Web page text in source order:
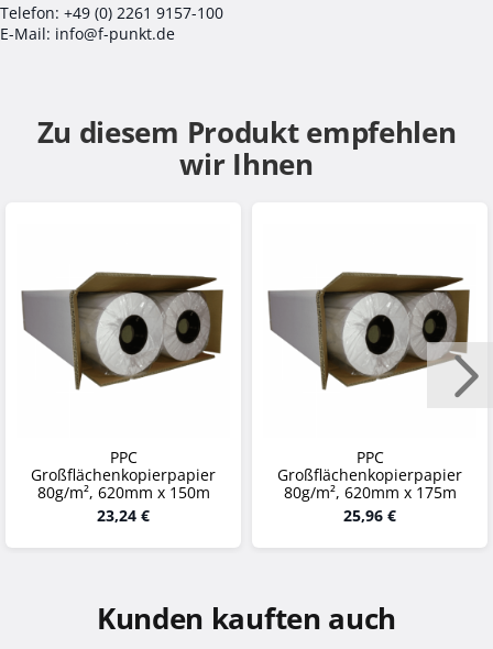
Telefon: +49 (0) 2261 9157-100
E-Mail: info@f-punkt.de
Zu diesem Produkt empfehlen
wir Ihnen
PPC
Großflächenkopierpapier
80g/m², 620mm x 150m
23,24 €
PPC
Großflächenkopierpapier
80g/m², 620mm x 175m
25,96 €
Kunden kauften auch